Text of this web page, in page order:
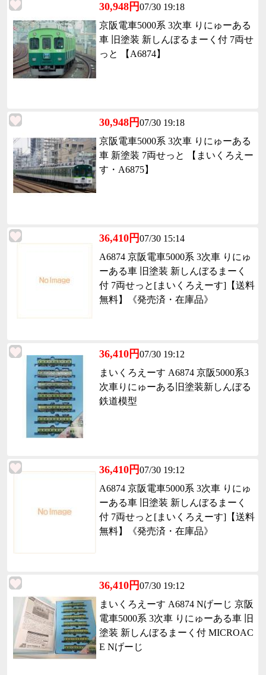
30,948円07/30 19:18
京阪電車5000系 3次車 りにゅーある
車 旧塗装 新しんぼるまーく付 7両せ
っと 【A6874】
30,948円07/30 19:18
京阪電車5000系 3次車 りにゅーある
車 新塗装 7両せっと 【まいくろえー
す・A6875】
36,410円07/30 15:14
A6874 京阪電車5000系 3次車 りにゅ
ーある車 旧塗装 新しんぼるまーく
付 7両せっと[まいくろえーす]【送料
無料】《発売済・在庫品》
36,410円07/30 19:12
まいくろえーす A6874 京阪5000系3
次車りにゅーある旧塗装新しんぼる
鉄道模型
36,410円07/30 19:12
A6874 京阪電車5000系 3次車 りにゅ
ーある車 旧塗装 新しんぼるまーく
付 7両せっと[まいくろえーす]【送料
無料】《発売済・在庫品》
36,410円07/30 19:12
まいくろえーす A6874 Nげーじ 京阪
電車5000系 3次車 りにゅーある車 旧
塗装 新しんぼるまーく付 MICROAC
E Nげーじ